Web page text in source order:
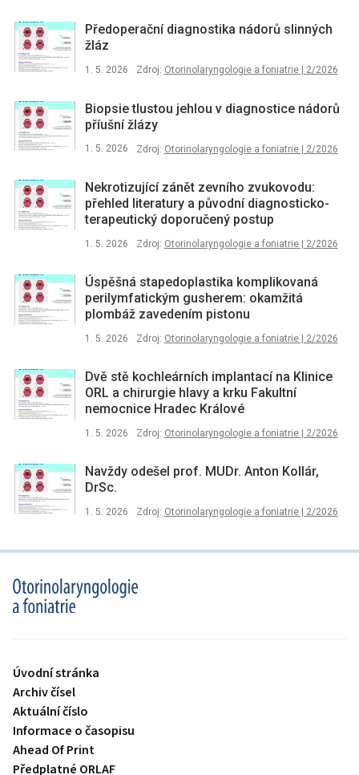
Předoperační diagnostika nádorů slinných
žláz
1. 5. 2026 Zdroj: Otorinolaryngologie a foniatrie | 2/2026
Biopsie tlustou jehlou v diagnostice nádorů
příušní žlázy
1. 5. 2026 Zdroj: Otorinolaryngologie a foniatrie | 2/2026
Nekrotizující zánět zevního zvukovodu:
přehled literatury a původní diagnosticko-
terapeutický doporučený postup
1. 5. 2026 Zdroj: Otorinolaryngologie a foniatrie | 2/2026
Úspěšná stapedoplastika komplikovaná
perilymfatickým gusherem: okamžitá
plombáž zavedením pistonu
1. 5. 2026 Zdroj: Otorinolaryngologie a foniatrie | 2/2026
Dvě stě kochleárních implantací na Klinice
ORL a chirurgie hlavy a krku Fakultní
nemocnice Hradec Králové
1. 5. 2026 Zdroj: Otorinolaryngologie a foniatrie | 2/2026
Navždy odešel prof. MUDr. Anton Kollár,
DrSc.
1. 5. 2026 Zdroj: Otorinolaryngologie a foniatrie | 2/2026
proLékaře.cz
Úvodní stránka
Archiv čísel
Aktuální číslo
Informace o časopisu
Ahead Of Print
Předplatné ORLAF